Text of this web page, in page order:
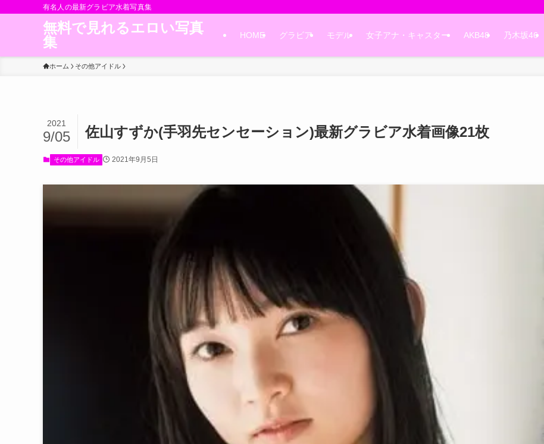
有名人の最新グラビア水着写真集
無料で見れるエロい写真
集
HOME グラビア モデル 女子アナ・キャスター AKB48 乃木坂46
ホーム その他アイドル
佐山すずか(手羽先センセーション)最新グラビア水着画像21枚
2021
9/05
その他アイドル 2021年9月5日